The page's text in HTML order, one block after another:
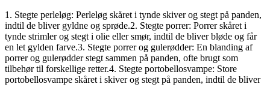
1. Stegte perleløg: Perleløg skåret i tynde skiver og stegt på panden,
indtil de bliver gyldne og sprøde.2. Stegte porrer: Porrer skåret i
tynde strimler og stegt i olie eller smør, indtil de bliver bløde og får
en let gylden farve.3. Stegte porrer og gulerødder: En blanding af
porrer og gulerødder stegt sammen på panden, ofte brugt som
tilbehør til forskellige retter.4. Stegte portobellosvampe: Store
portobellosvampe skåret i skiver og stegt på panden, indtil de bliver